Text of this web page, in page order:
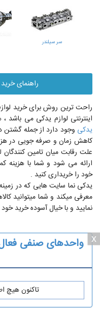
سر سیلندر
راهنمای
راحت ترین روش برای خرید
اینترنتی لوازم یدکی می
یدکی وجود دارد از جمله گشتن
کاهش زمان و صرفه جویی در
علت رقابت میان تامین
ارائه می شود و شما با هزینه
خود را خریداری کنید .
یدکی نما سایت هایی که در
معرفی میکند و شما میتوانید
نمایید و با خیال آسوده خرید
x واحدهای صنفی
تاکنون هیچ